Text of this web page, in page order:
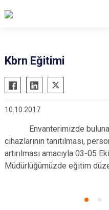
Kbrn Eğitimi
10.10.2017
Envanterimizde bulunan
cihazlarının tanıtılması,
artırılması amacıyla 03-05
Müdürlüğümüzde eğitim